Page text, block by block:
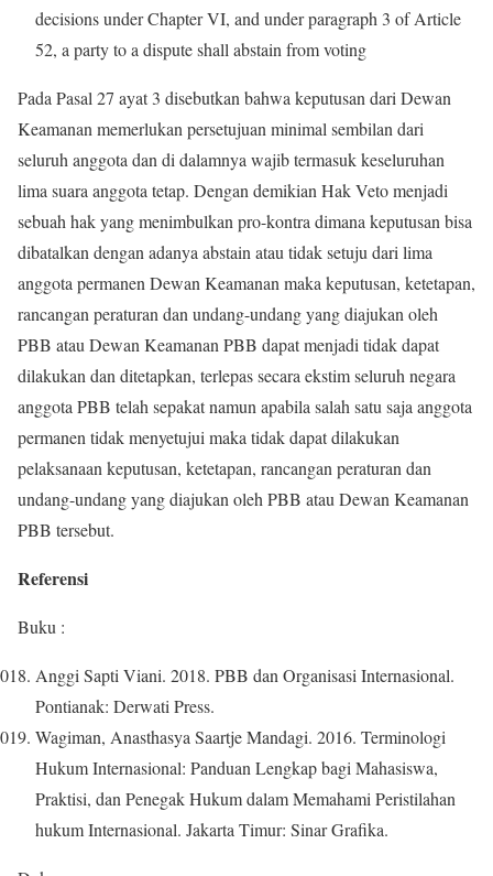
decisions under Chapter VI, and under paragraph 3 of Article
52, a party to a dispute shall abstain from voting
Pada Pasal 27 ayat 3 disebutkan bahwa keputusan dari Dewan
Keamanan memerlukan persetujuan minimal sembilan dari
seluruh anggota dan di dalamnya wajib termasuk keseluruhan
lima suara anggota tetap. Dengan demikian Hak Veto menjadi
sebuah hak yang menimbulkan pro-kontra dimana keputusan bisa
dibatalkan dengan adanya abstain atau tidak setuju dari lima
anggota permanen Dewan Keamanan maka keputusan, ketetapan,
rancangan peraturan dan undang-undang yang diajukan oleh
PBB atau Dewan Keamanan PBB dapat menjadi tidak dapat
dilakukan dan ditetapkan, terlepas secara ekstim seluruh negara
anggota PBB telah sepakat namun apabila salah satu saja anggota
permanen tidak menyetujui maka tidak dapat dilakukan
pelaksanaan keputusan, ketetapan, rancangan peraturan dan
undang-undang yang diajukan oleh PBB atau Dewan Keamanan
PBB tersebut.
Referensi
Buku :
Anggi Sapti Viani. 2018. PBB dan Organisasi Internasional.
Pontianak: Derwati Press.
Wagiman, Anasthasya Saartje Mandagi. 2016. Terminologi
Hukum Internasional: Panduan Lengkap bagi Mahasiswa,
Praktisi, dan Penegak Hukum dalam Memahami Peristilahan
hukum Internasional. Jakarta Timur: Sinar Grafika.